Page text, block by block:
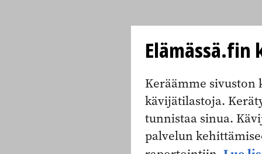
Keräämme sivuston
kävijätilastoja.
tunnistaa sinua.
palvelun